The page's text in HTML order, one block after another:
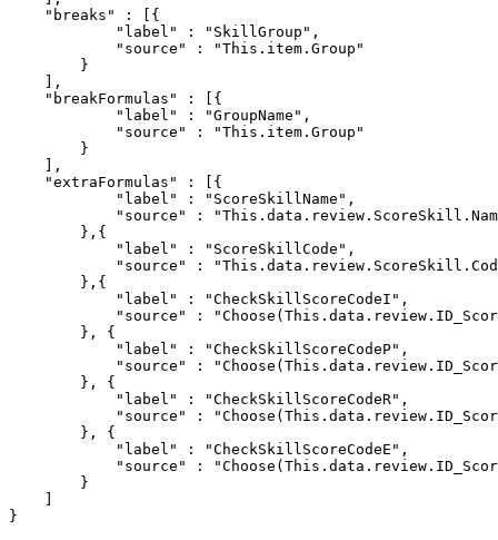
    "breaks" : [{
            "label" : "SkillGroup",
            "source" : "This.item.Group"
        }
    ],
    "breakFormulas" : [{
            "label" : "GroupName",
            "source" : "This.item.Group"
    ],
    "extraFormulas" : [{
            "label" : "ScoreSkillName",
"source" :
        },{
            "label" : "ScoreSkillCode",
"source" :
        },{
            "label" : "CheckSkillScoreCodeI",
"source" :
        }, {
            "label" : "CheckSkillScoreCodeP",
"source" :
        }, {
            "label" : "CheckSkillScoreCodeR",
"source" :
        }, {
            "label" : "CheckSkillScoreCodeE",
"source" :
        }
    ]